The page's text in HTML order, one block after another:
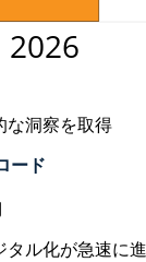
な洞察を取得
ード
ル化が急速に